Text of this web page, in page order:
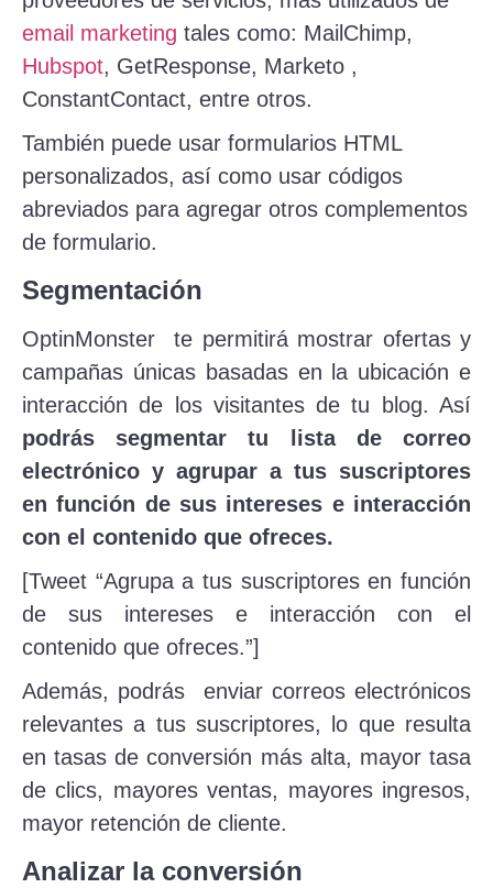
email marketing tales como: MailChimp,
Hubspot, GetResponse, Marketo ,
ConstantContact, entre otros.
También puede usar formularios HTML
personalizados, así como usar códigos
abreviados para agregar otros complementos
de formulario.
Segmentación
OptinMonster te permitirá mostrar ofertas y
campañas únicas basadas en la ubicación e
interacción de los visitantes de tu blog. Así
podrás segmentar tu lista de correo
electrónico y agrupar a tus suscriptores
en función de sus intereses e interacción
con el contenido que ofreces.
[Tweet “Agrupa a tus suscriptores en función
de sus intereses e interacción con el
contenido que ofreces.”]
Además, podrás enviar correos electrónicos
relevantes a tus suscriptores, lo que resulta
en tasas de conversión más alta, mayor tasa
de clics, mayores ventas, mayores ingresos,
mayor retención de cliente.
Analizar la conversión